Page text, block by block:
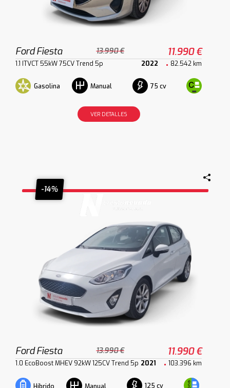
Ford Fiesta 13.990 € 11.990 €
1.1 ITVCT 55kW 75CV Trend 5p 2022 82.542 km
Gasolina Manual 75 cv
VER DETALLES
-14%
Ford Fiesta 13.990 € 11.990 €
1.0 EcoBoost MHEV 92kW 125CV Trend 5p 2021 103.396 km
Híbrido Manual 125 cv